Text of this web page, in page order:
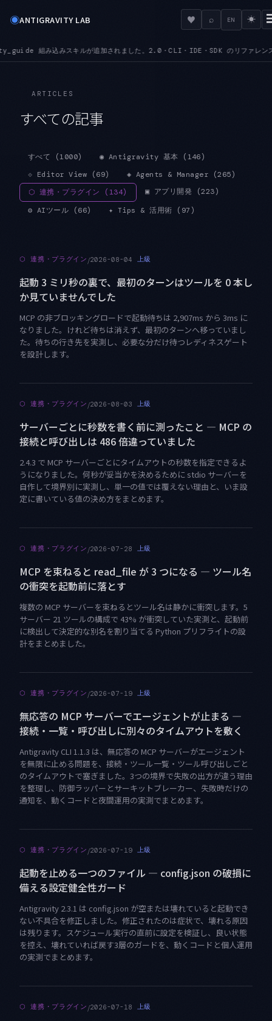
◉ANTIGRAVITY LAB ♥ ⌕ EN ☀
追加されました。2.0・CLI・IDE・SDK のリファレンスを、その場で文脈込
ARTICLES
すべての記事
すべて (1000) ◉ Antigravity 基本 (146)
⟐ Editor View (69) ◈ Agents & Manager (265)
⬡ 連携・プラグイン (134) ▣ アプリ開発 (223)
⚙ AIツール (66) ✦ Tips & 活用術 ( 97)
⬡ 連携・プラグイン /2026-08-04 上級
起動 3 ミリ秒の裏で、最初のターンはツールを 0 本し
か見ていませんでした
MCP の非ブロッキングロードで起動待ちは 2,907ms から 3ms に
なりました。けれど待ちは消えず、最初のターンへ移っていまし
た。待ちの行き先を実測し、必要な分だけ待つレディネスゲート
を設計します。
⬡ 連携・プラグイン /2026-08-03 上級
サーバーごとに秒数を書く前に測ったこと — MCP の
接続と呼び出しは 486 倍違っていました
2.4.3 で MCP サーバーごとにタイムアウトの秒数を指定できるよ
うになりました。何秒が妥当かを決めるために stdio サーバーを
自作して境界別に実測し、単一の値では覆えない理由と、いま設
定に書いている値の決め方をまとめます。
⬡ 連携・プラグイン /2026-07-28 上級
MCP を束ねると read_file が 3 つになる — ツール名
の衝突を起動前に落とす
複数の MCP サーバーを束ねるとツール名は静かに衝突します。5
サーバー 21 ツールの構成で 43% が衝突していた実測と、起動前
に検出して決定的な別名を割り当てる Python プリフライトの設
計をまとめました。
⬡ 連携・プラグイン /2026-07-19 上級
無応答の MCP サーバーでエージェントが止まる —
接続・一覧・呼び出しに別々のタイムアウトを敷く
Antigravity CLI 1.1.3 は、無応答の MCP サーバーがエージェント
を無限に止める問題を、接続・ツール一覧・ツール呼び出しごと
のタイムアウトで塞ぎました。3つの境界で失敗の出方が違う理由
を整理し、防御ラッパーとサーキットブレーカー、失敗時だけの
通知を、動くコードと夜間運用の実測でまとめます。
⬡ 連携・プラグイン /2026-07-19 上級
起動を止める一つのファイル — config.json の破損に
備える設定健全性ガード
Antigravity 2.3.1 は config.json が空または壊れていると起動でき
ない不具合を修正しました。修正されたのは症状で、壊れる原因
は残ります。スケジュール実行の直前に設定を検証し、良い状態
を控え、壊れていれば戻す3層のガードを、動くコードと個人運用
の実測でまとめます。
⬡ 連携・プラグイン /2026-07-18 上級